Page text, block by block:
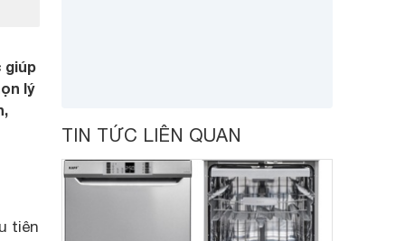
giúp
lý
tiên
TIN TỨC LIÊN QUAN